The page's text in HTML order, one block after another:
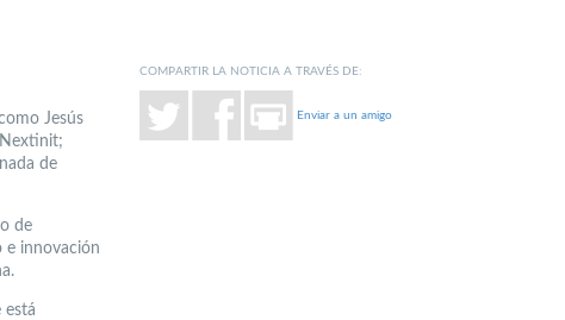
Jesús
de
de
e innovación
está
COMPARTIR LA NOTICIA A TRAVÉS DE:
Enviar a un amigo